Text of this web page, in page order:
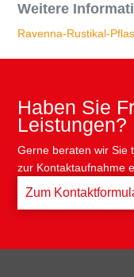
Weitere
Ravenna-Rustikal-
Haben Sie
Leistungen?
Gerne beraten wir Sie
zur Kontaktaufnahme
Zum